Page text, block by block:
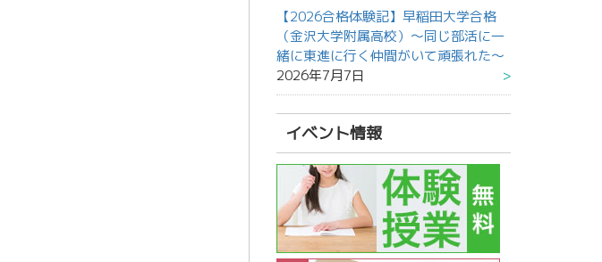
【2026合格体験記】早稲田大学合格
（金沢大学附属高校）～同じ部活に一
緒に東進に行く仲間がいて頑張れた～
2026年7月7日
イベント情報